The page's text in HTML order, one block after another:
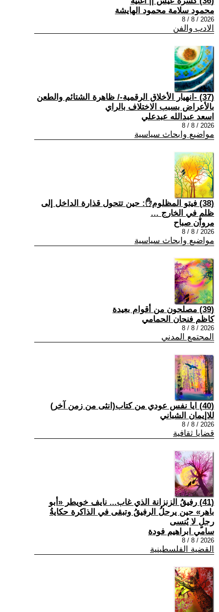
محمود سلامة محمود الهايشة
2026 / 8 / 8
الادب والفن
(37) -انهيار الأخلاق الرقمية-/ ظاهرة الشتائم والطعن
بالأعراض بسبب الاختلاف بالراي
اسعد عبدالله عبدعلي
2026 / 8 / 8
مواضيع وابحاث سياسية
(38) فيتو المظلوم✋: حين تتحول قذارة الداخل إلى
ظلمٍ في الخارج …
مروان صباح
2026 / 8 / 8
مواضيع وابحاث سياسية
(39) مصلحون من أقوام بعيدة
كاظم فنجان الحمامي
2026 / 8 / 8
المجتمع المدني
(40) ايا نفس عودي من كتاب(انثى من زمن آخر)
للاإيمان الشباني
2026 / 8 / 8
قضايا ثقافية
(41) رفيقُ الزنزانة الذي غاب... نايف خويطر «أبو
باهر» حين يرحلُ الرفيقُ وتبقى في الذاكرة حكايةُ
رجلٍ لا يُنسى
سامي ابراهيم فودة
2026 / 8 / 8
القضية الفلسطينية